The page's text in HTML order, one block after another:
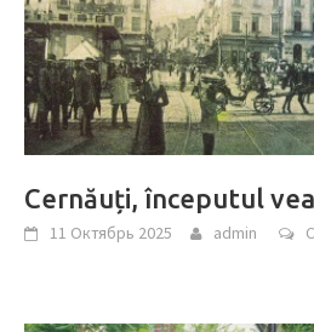
Cernăuți, începutul
11 Октябрь 2025 admin